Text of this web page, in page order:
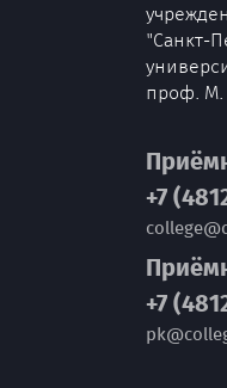
"Санкт-
проф. М.
+7
+7